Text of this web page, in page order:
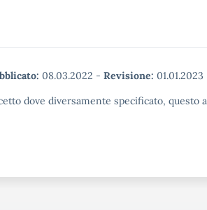
08.03.2022 - Revisione: 01.01.2023
dove diversamente specificato,